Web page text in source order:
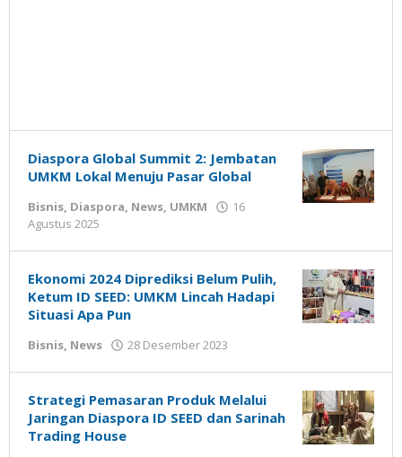
Diaspora Global Summit 2: Jembatan
UMKM Lokal Menuju Pasar Global
Bisnis, Diaspora, News, UMKM
16
Agustus 2025
Susanto
Ekonomi 2024 Diprediksi Belum Pulih,
Ketum ID SEED: UMKM Lincah Hadapi
Situasi Apa Pun
Bisnis, News 28 Desember 2023
Susanto
Strategi Pemasaran Produk Melalui
Jaringan Diaspora ID SEED dan Sarinah
Trading House